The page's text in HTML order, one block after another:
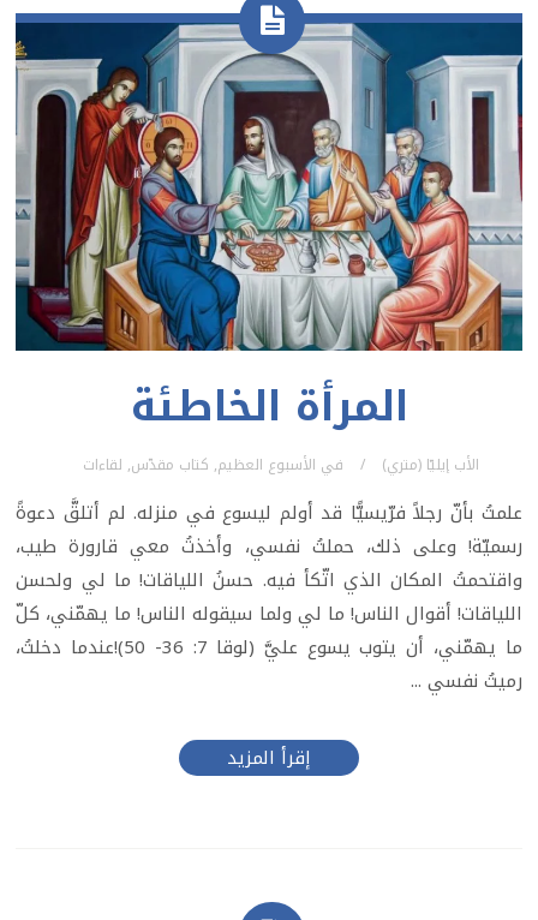
المرأة الخاطئة
الأب إيليّا (متري) في الأسبوع العظيم, كتاب مقدّس, لقاءات
علمتُ بأنّ رجلاً فرّيسيًّا قد أولم ليسوع في منزله. لم أتلقَّ دعوةً
رسميّة! وعلى ذلك، حملتُ نفسي، وأخذتُ معي قارورة طيب،
واقتحمتُ المكان الذي اتّكأ فيه. حسنُ اللياقات! ما لي ولحسن
اللياقات! أقوال الناس! ما لي ولما سيقوله الناس! ما يهمّني، كلّ
ما يهمّني، أن يتوب يسوع عليَّ (لوقا 7: 36- 50)!عندما دخلتُ،
رميتُ نفسي ...
إقرأ المزيد